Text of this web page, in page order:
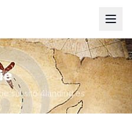
sul sito 4landing.es